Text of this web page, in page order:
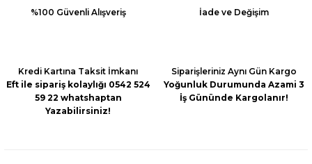
%100 Güvenli Alışveriş İade ve Değişim
Kredi Kartına Taksit İmkanı
Eft ile sipariş kolaylığı 0542 524
59 22 whatshaptan
Yazabilirsiniz!
Siparişleriniz Aynı Gün Kargo
Yoğunluk Durumunda Azami 3
İş Gününde Kargolanır!